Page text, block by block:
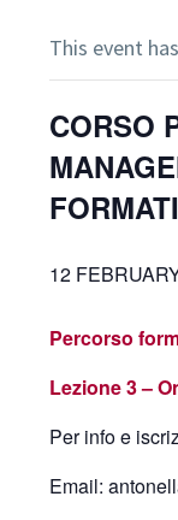
This event
CORSO
12
Percorso
Lezione 3 –
Per info e
Email: